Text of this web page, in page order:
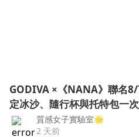
GODIVA ×《NANA》聯名
定冰沙、隨行杯與托特包一
質感女子實驗室🌟
2 天前